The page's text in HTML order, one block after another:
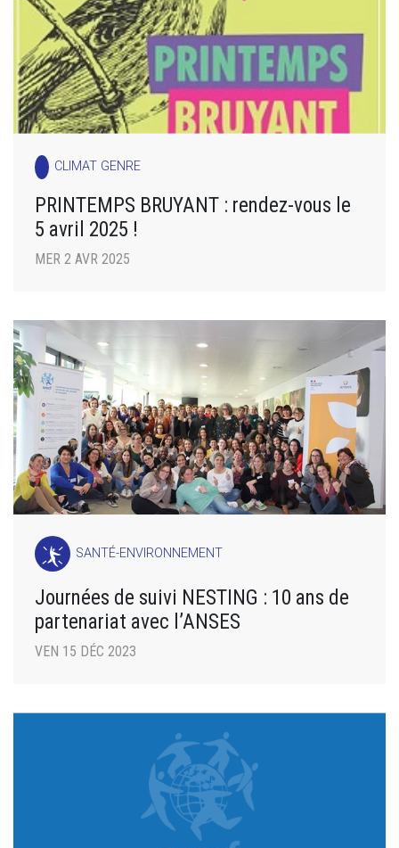
CLIMAT GENRE
PRINTEMPS BRUYANT : rendez-vous le
5 avril 2025 !
MER 2 AVR 2025
SANTÉ-ENVIRONNEMENT
Journées de suivi NESTING : 10 ans de
partenariat avec l’ANSES
VEN 15 DÉC 2023